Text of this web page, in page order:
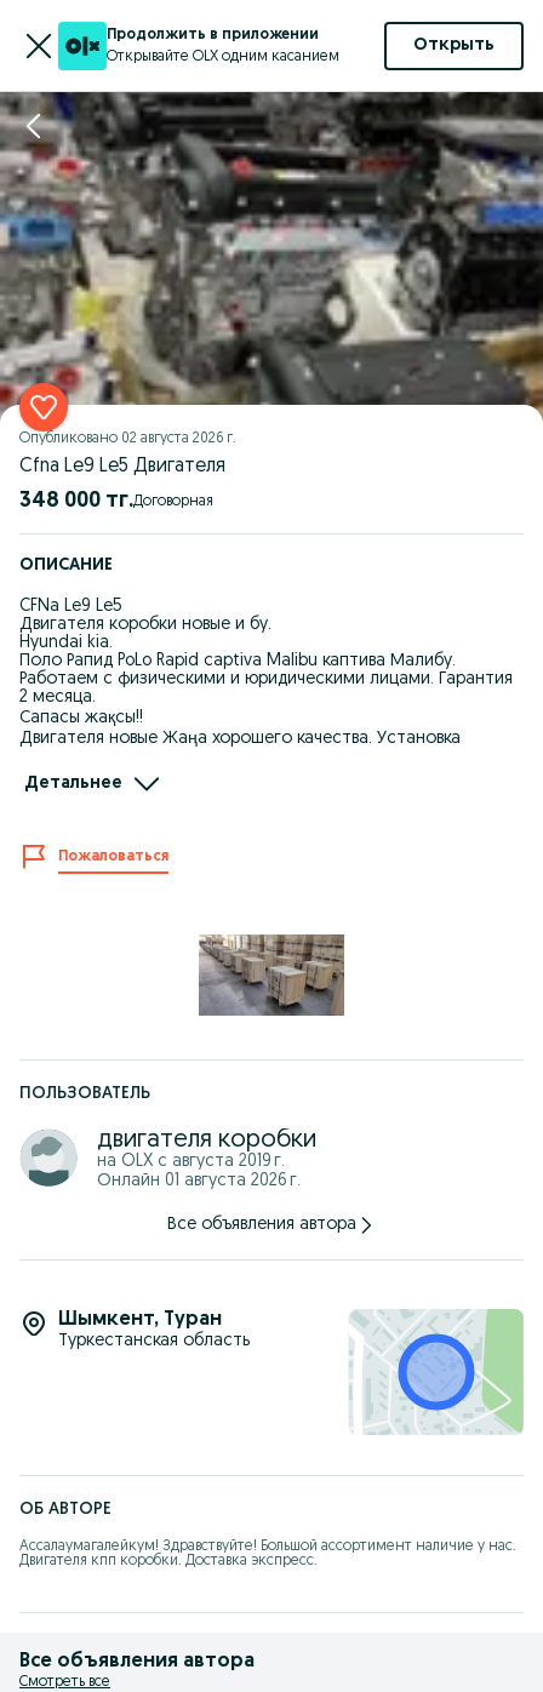
Продолжить в приложении
Открывайте OLX одним касанием
Открыть
Опубликовано 02 августа 2026 г.
Cfna Le9 Le5 Двигателя
348 000 тг. Договорная
ОПИСАНИЕ
CFNa Le9 Le5
Двигателя коробки новые и бу.
Hyundai kia.
Поло Рапид PoLo Rapid captiva Malibu каптива Малибу.
Работаем с физическими и юридическими лицами. Гарантия
2 месяца.
Сапасы жақсы!!
Двигателя новые Жаңа хорошего качества. Установка
И бу оригинал. Наличие. Оптовикам скидки!
Все основные запчасти на моторе установлены
готов к эксплуатации. Гарантия на проверку есть.
Доставка по РК Есть! Гарантия на проверку Есть!
Можно в Кредит рассрочка или рэд.
Работаем на прямую с заводом изготовителя.
Детальнее
Пожаловаться
ПОЛЬЗОВАТЕЛЬ
двигателя коробки
на OLX с августа 2019 г.
Онлайн 01 августа 2026 г.
Все объявления автора
Шымкент, Туран
Туркестанская область
ОБ АВТОРЕ
Ассалаумагалейкум! Здравствуйте! Большой ассортимент наличие у нас.
Двигателя кпп коробки. Доставка экспресс.
Все объявления автора
Смотреть все